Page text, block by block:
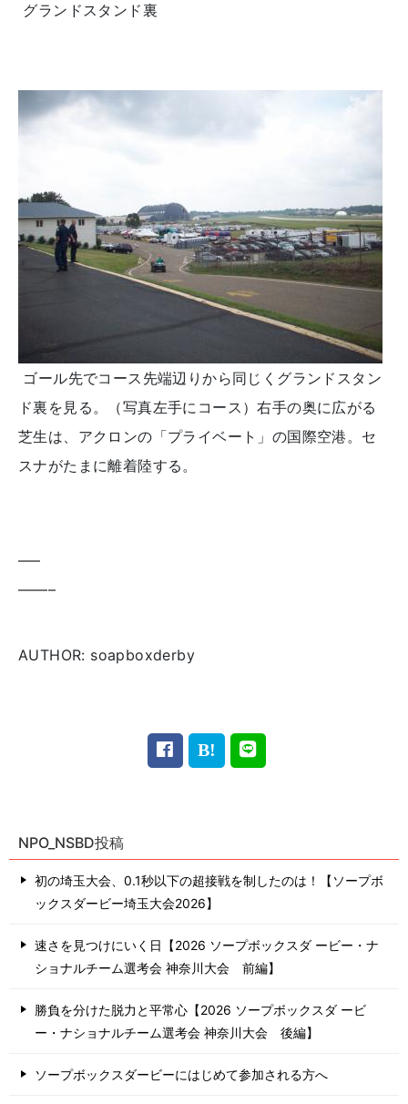
グランドスタンド裏
ゴール先でコース先端辺りから同じくグランドスタン
ド裏を見る。（写真左手にコース）右手の奥に広がる
芝生は、アクロンの「プライベート」の国際空港。セ
スナがたまに離着陸する。
—–
——–
AUTHOR: soapboxderby
NPO_NSBD投稿
初の埼玉大会、0.1秒以下の超接戦を制したのは！【ソープボ
ックスダービー埼玉大会2026】
速さを見つけにいく日【2026 ソープボックスダ ービー・ナ
ショナルチーム選考会 神奈川⼤会 前編】
勝負を分けた脱力と平常心【2026 ソープボックスダ ービ
ー・ナショナルチーム選考会 神奈川⼤会 後編】
ソープボックスダービーにはじめて参加される方へ